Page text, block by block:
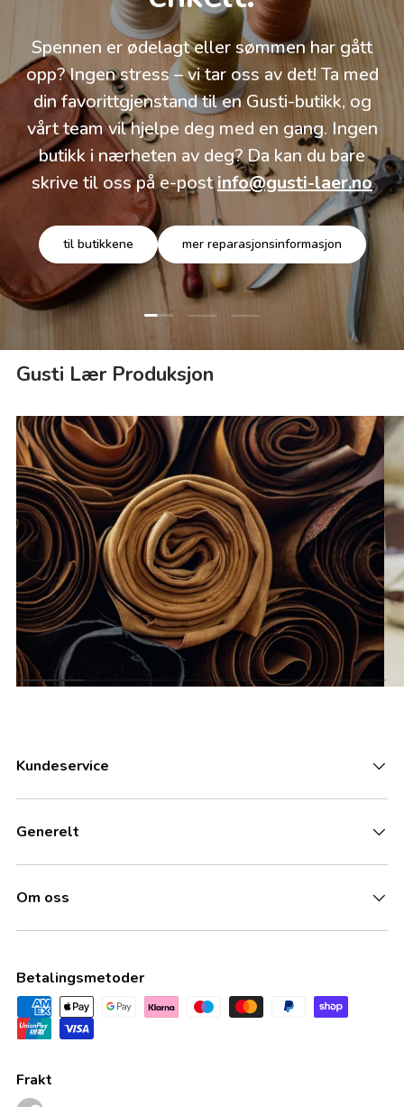
Spennen er ødelagt eller sømmen har gått
opp? Ingen stress – vi tar oss av det! Ta med
din favorittgjenstand til en Gusti-butikk, og
vårt team vil hjelpe deg med en gang. Ingen
butikk i nærheten av deg? Da kan du bare
skrive til oss på e-postinfo@gusti-laer.no
til butikkene mer reparasjonsinformasjon
Last lysbilde 1 av 3
Last lysbilde 2 av 3
Last lysbilde 3 av 3
Gusti Lær Produksjon
Kundeservice
Generelt
Om oss
Betalingsmetoder
Frakt